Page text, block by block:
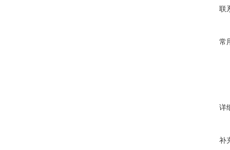
联
常
详
补